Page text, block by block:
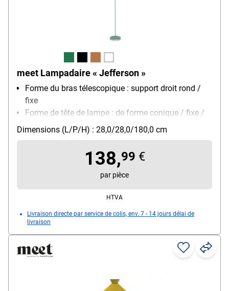
meet Lampadaire « Jefferson »
Forme du bras télescopique : support droit rond /
fixe
Forme de tête de lampe : de forme conique / fixe /
ouvert vers le haut
Montage : pied
Modèle d'ampoule : ampoule (non incluse) / E27 /
Particularités : combinaison de métal et de bois
Dimensions (L/P/H) : 28,0/28,0/180,0 cm
138,99 €
par pièce
HTVA
Livraison directe par service de colis, env. 7 - 14 jours délai de
livraison